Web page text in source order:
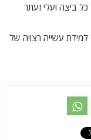
ביצה ועלי זעתר
עשייה רצויה של